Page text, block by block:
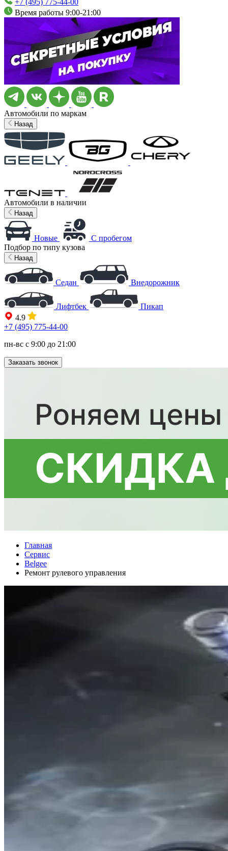
+7 (495) 775-44-00
Время работы 9:00-21:00
Автомобили по маркам
Назад
Автомобили в наличии
Назад
Новые
С пробегом
Подбор по типу кузова
Назад
Седан Внедорожник
Лифтбек
Пикап
4.9
+7 (495) 775-44-00
пн-вс с 9:00 до 21:00
Заказать звонок
Главная
Сервис
Belgee
Ремонт рулевого управления